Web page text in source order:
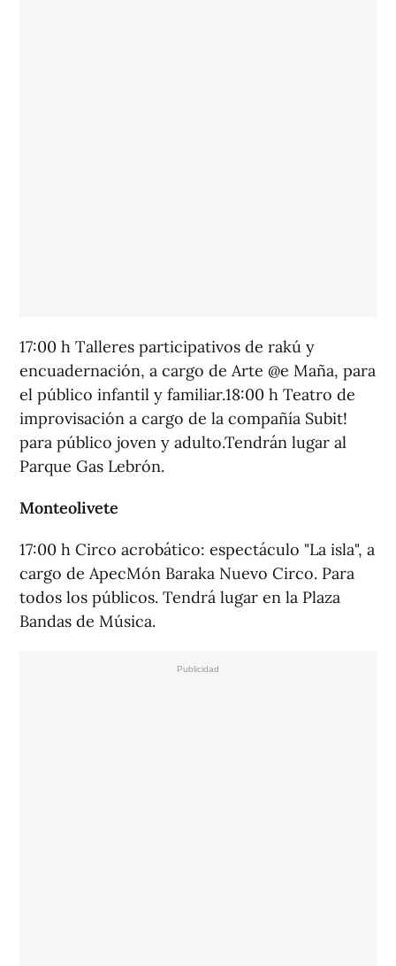
17:00 h Talleres participativos de rakú y
encuadernación, a cargo de Arte @e Maña, para
el público infantil y familiar.18:00 h Teatro de
improvisación a cargo de la compañía Subit!
para público joven y adulto.Tendrán lugar al
Parque Gas Lebrón.
Monteolivete
17:00 h Circo acrobático: espectáculo "La isla", a
cargo de ApecMón Baraka Nuevo Circo. Para
todos los públicos. Tendrá lugar en la Plaza
Bandas de Música.